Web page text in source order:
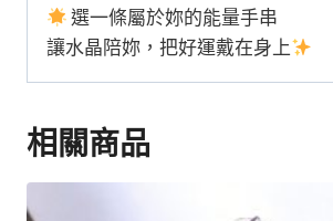
選一條屬於妳的能量手串
讓水晶陪妳，把好運戴在身上
相關商品